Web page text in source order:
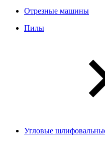
Отрезные машины
Пилы
Угловые